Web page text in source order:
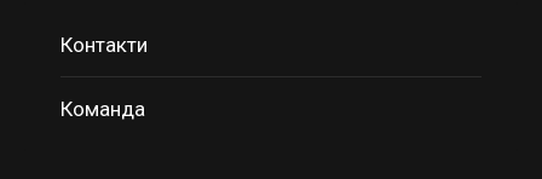
Контакти
Команда